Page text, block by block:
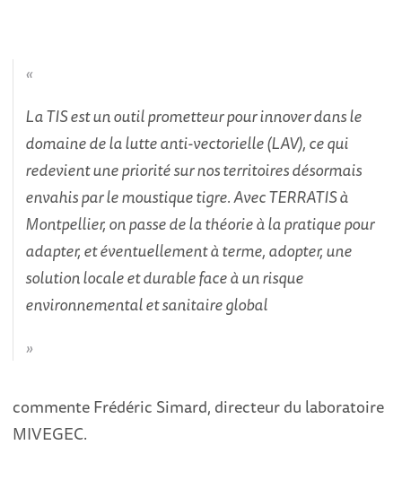
La TIS est un outil prometteur pour innover dans le
domaine de la lutte anti-vectorielle (LAV), ce qui
redevient une priorité sur nos territoires désormais
envahis par le moustique tigre. Avec TERRATIS à
Montpellier, on passe de la théorie à la pratique pour
adapter, et éventuellement à terme, adopter, une
solution locale et durable face à un risque
environnemental et sanitaire global
commente Frédéric Simard, directeur du laboratoire
MIVEGEC.